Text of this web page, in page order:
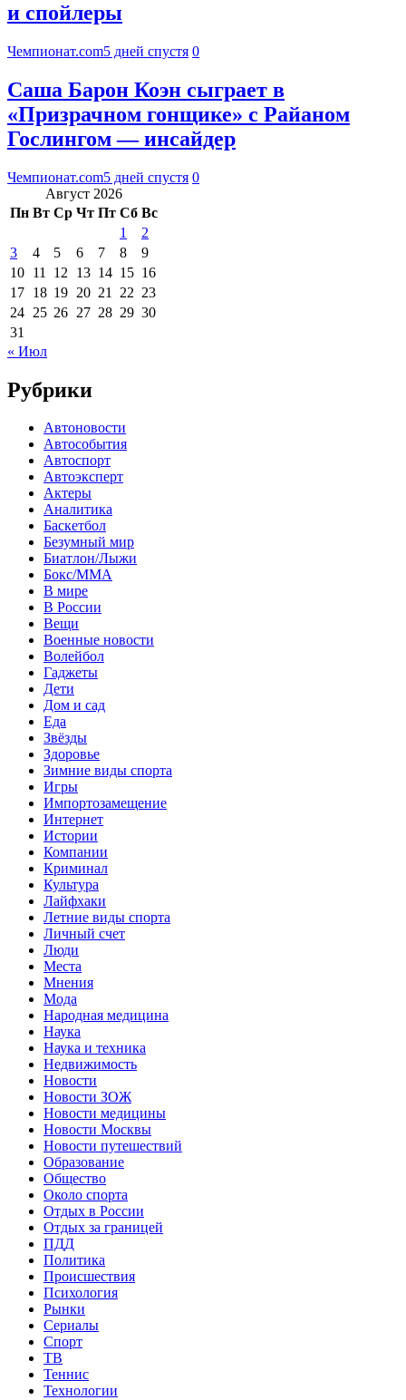
и спойлеры
Чемпионат.com5 дней спустя 0
Саша Барон Коэн сыграет в
«Призрачном гонщике» с Райаном
Гослингом — инсайдер
Чемпионат.com5 дней спустя 0
Август 2026
Пн Вт Ср Чт Пт Сб Вс
1
2
3
4 5 6 7 8
9
10 11 12 13 14 15 16
17 18 19 20 21 22 23
24 25 26 27 28 29 30
31
« Июл
Рубрики
Автоновости
Автособытия
Автоспорт
Автоэксперт
Актеры
Аналитика
Баскетбол
Безумный мир
Биатлон/Лыжи
Бокс/MMA
В мире
В России
Вещи
Военные новости
Волейбол
Гаджеты
Дети
Дом и сад
Еда
Звёзды
Здоровье
Зимние виды спорта
Игры
Импортозамещение
Интернет
Истории
Компании
Криминал
Культура
Лайфхаки
Летние виды спорта
Личный счет
Люди
Места
Мнения
Мода
Народная медицина
Наука
Наука и техника
Недвижимость
Новости
Новости ЗОЖ
Новости медицины
Новости Москвы
Новости путешествий
Образование
Общество
Около спорта
Отдых в России
Отдых за границей
ПДД
Политика
Происшествия
Психология
Рынки
Сериалы
Спорт
ТВ
Теннис
Технологии